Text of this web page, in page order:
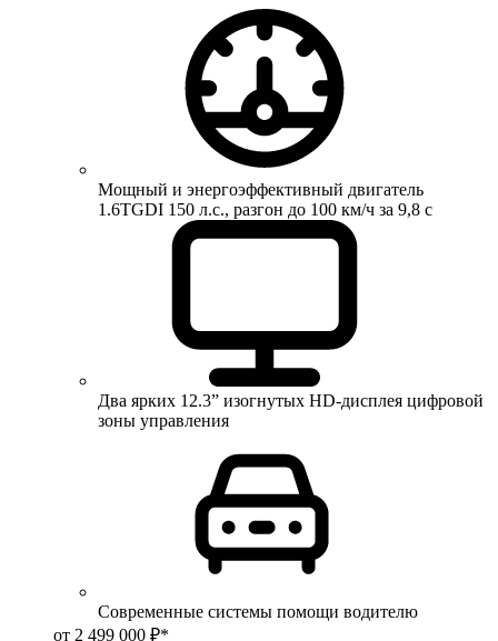
Мощный и энергоэффективный двигатель
1.6TGDI 150 л.с., разгон до 100 км/ч за 9,8 с
Два ярких 12.3” изогнутых HD-дисплея цифровой
зоны управления
Современные системы помощи водителю
от 2 499 000 ₽*